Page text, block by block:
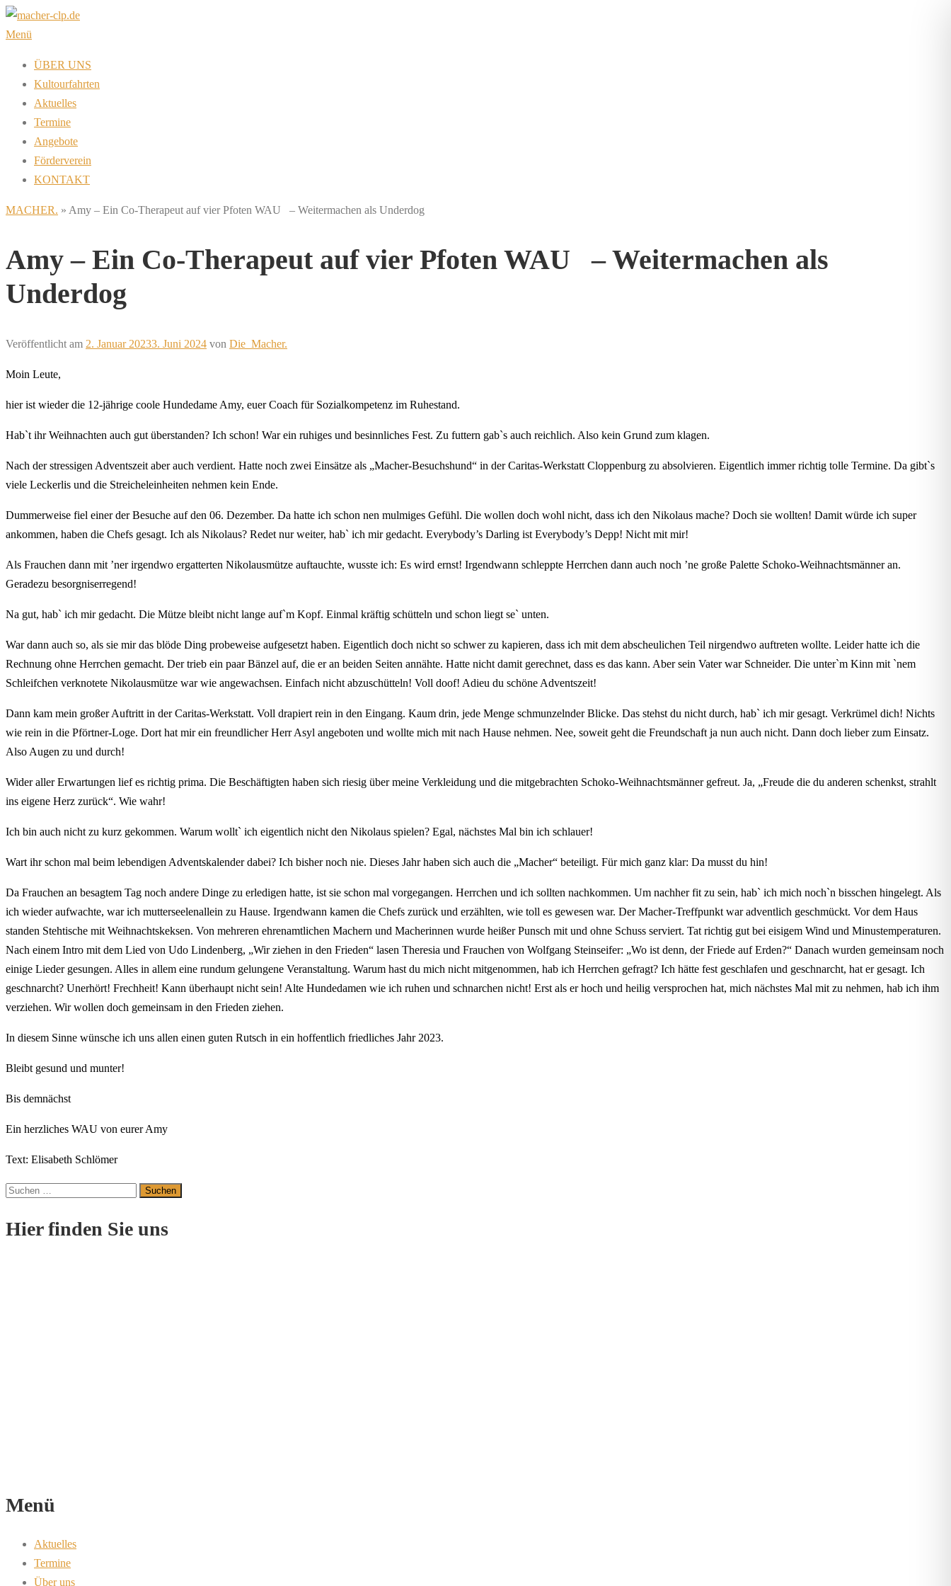
Zum
Inhalt
Menü
ÜBER UNS
Kultourfahrten
Aktuelles
Termine
Angebote
Förderverein
KONTAKT
MACHER. » Amy – Ein Co-Therapeut auf vier Pfoten WAU – Weitermachen als Underdog
Amy – Ein Co-Therapeut auf vier Pfoten WAU – Weitermachen als
Underdog
Veröffentlicht am 2. Januar 20233. Juni 2024 von Die_Macher.
Moin Leute,
hier ist wieder die 12-jährige coole Hundedame Amy, euer Coach für Sozialkompetenz im Ruhestand.
Hab`t ihr Weihnachten auch gut überstanden? Ich schon! War ein ruhiges und besinnliches Fest. Zu futtern gab`s auch reichlich. Also kein Grund zum klagen.
Nach der stressigen Adventszeit aber auch verdient. Hatte noch zwei Einsätze als „Macher-Besuchshund“ in der Caritas-Werkstatt Cloppenburg zu absolvieren. Eigentlich immer richtig tolle Termine. Da gibt`s
viele Leckerlis und die Streicheleinheiten nehmen kein Ende.
Dummerweise fiel einer der Besuche auf den 06. Dezember. Da hatte ich schon nen mulmiges Gefühl. Die wollen doch wohl nicht, dass ich den Nikolaus mache? Doch sie wollten! Damit würde ich super
ankommen, haben die Chefs gesagt. Ich als Nikolaus? Redet nur weiter, hab` ich mir gedacht. Everybody’s Darling ist Everybody’s Depp! Nicht mit mir!
Als Frauchen dann mit ’ner irgendwo ergatterten Nikolausmütze auftauchte, wusste ich: Es wird ernst! Irgendwann schleppte Herrchen dann auch noch ’ne große Palette Schoko-Weihnachtsmänner an.
Geradezu besorgniserregend!
Na gut, hab` ich mir gedacht. Die Mütze bleibt nicht lange auf`m Kopf. Einmal kräftig schütteln und schon liegt se` unten.
War dann auch so, als sie mir das blöde Ding probeweise aufgesetzt haben. Eigentlich doch nicht so schwer zu kapieren, dass ich mit dem abscheulichen Teil nirgendwo auftreten wollte. Leider hatte ich die
Rechnung ohne Herrchen gemacht. Der trieb ein paar Bänzel auf, die er an beiden Seiten annähte. Hatte nicht damit gerechnet, dass es das kann. Aber sein Vater war Schneider. Die unter`m Kinn mit `nem
Schleifchen verknotete Nikolausmütze war wie angewachsen. Einfach nicht abzuschütteln! Voll doof! Adieu du schöne Adventszeit!
Dann kam mein großer Auftritt in der Caritas-Werkstatt. Voll drapiert rein in den Eingang. Kaum drin, jede Menge schmunzelnder Blicke. Das stehst du nicht durch, hab` ich mir gesagt. Verkrümel dich! Nichts
wie rein in die Pförtner-Loge. Dort hat mir ein freundlicher Herr Asyl angeboten und wollte mich mit nach Hause nehmen. Nee, soweit geht die Freundschaft ja nun auch nicht. Dann doch lieber zum Einsatz.
Also Augen zu und durch!
Wider aller Erwartungen lief es richtig prima. Die Beschäftigten haben sich riesig über meine Verkleidung und die mitgebrachten Schoko-Weihnachtsmänner gefreut. Ja, „Freude die du anderen schenkst, strahlt
ins eigene Herz zurück“. Wie wahr!
Ich bin auch nicht zu kurz gekommen. Warum wollt` ich eigentlich nicht den Nikolaus spielen? Egal, nächstes Mal bin ich schlauer!
Wart ihr schon mal beim lebendigen Adventskalender dabei? Ich bisher noch nie. Dieses Jahr haben sich auch die „Macher“ beteiligt. Für mich ganz klar: Da musst du hin!
Da Frauchen an besagtem Tag noch andere Dinge zu erledigen hatte, ist sie schon mal vorgegangen. Herrchen und ich sollten nachkommen. Um nachher fit zu sein, hab` ich mich noch`n bisschen hingelegt. Als
ich wieder aufwachte, war ich mutterseelenallein zu Hause. Irgendwann kamen die Chefs zurück und erzählten, wie toll es gewesen war. Der Macher-Treffpunkt war adventlich geschmückt. Vor dem Haus
standen Stehtische mit Weihnachtskeksen. Von mehreren ehrenamtlichen Machern und Macherinnen wurde heißer Punsch mit und ohne Schuss serviert. Tat richtig gut bei eisigem Wind und Minustemperaturen.
Nach einem Intro mit dem Lied von Udo Lindenberg, „Wir ziehen in den Frieden“ lasen Theresia und Frauchen von Wolfgang Steinseifer: „Wo ist denn, der Friede auf Erden?“ Danach wurden gemeinsam noch
einige Lieder gesungen. Alles in allem eine rundum gelungene Veranstaltung. Warum hast du mich nicht mitgenommen, hab ich Herrchen gefragt? Ich hätte fest geschlafen und geschnarcht, hat er gesagt. Ich
geschnarcht? Unerhört! Frechheit! Kann überhaupt nicht sein! Alte Hundedamen wie ich ruhen und schnarchen nicht! Erst als er hoch und heilig versprochen hat, mich nächstes Mal mit zu nehmen, hab ich ihm
verziehen. Wir wollen doch gemeinsam in den Frieden ziehen.
In diesem Sinne wünsche ich uns allen einen guten Rutsch in ein hoffentlich friedliches Jahr 2023.
Bleibt gesund und munter!
Bis demnächst
Ein herzliches WAU von eurer Amy
Text: Elisabeth Schlömer
Suchen
Hier finden Sie uns
Menü
Aktuelles
Termine
Über uns